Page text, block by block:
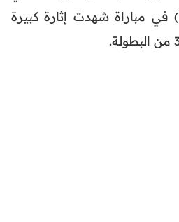
والإضافي بالتعادل (1-1) في مباراة شهدت إثارة كبيرة